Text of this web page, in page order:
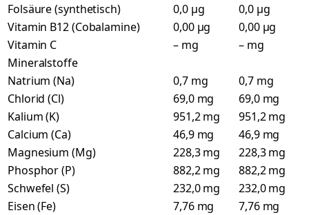
Folsäure (synthetisch)
0,0 µg
0,0 µg
Vitamin B12 (Cobalamine)
0,00 µg
0,00 µg
Vitamin C
– mg
– mg
Mineralstoffe
Natrium (Na)
0,7 mg
0,7 mg
Chlorid (Cl)
69,0 mg
69,0 mg
Kalium (K)
951,2 mg
951,2 mg
Calcium (Ca)
46,9 mg
46,9 mg
Magnesium (Mg)
228,3 mg
228,3 mg
Phosphor (P)
882,2 mg
882,2 mg
Schwefel (S)
232,0 mg
232,0 mg
Eisen (Fe)
7,76 mg
7,76 mg